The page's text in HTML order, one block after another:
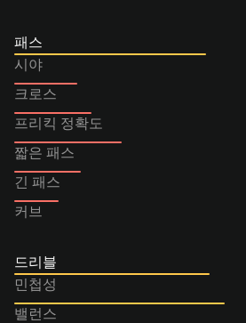
패스
시야
크로스
프리킥 정확도
짧은 패스
긴 패스
커브
드리블
민첩성
밸런스